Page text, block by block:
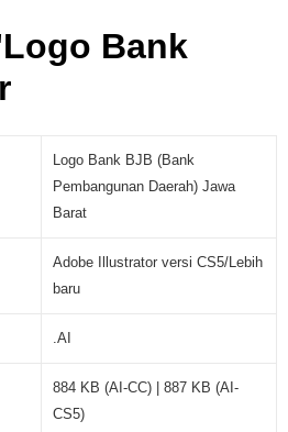
Bank
Logo Bank BJB (Bank
Pembangunan Daerah) Jawa
Barat
Adobe Illustrator versi CS5/Lebih
baru
.AI
884 KB (AI-CC) | 887 KB (AI-
CS5)